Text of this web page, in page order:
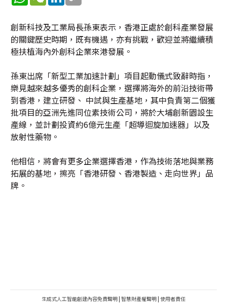
創新科技及工業局長孫東表示，香港正處於創科產業發展
的關鍵歷史時期，既有機遇，亦有挑戰，歡迎並將繼續積
極扶植海內外創科企業來港發展。
孫東出席「新型工業加速計劃」項目起動儀式致辭時指，
樂見越來越多優秀的創科企業，選擇將海外的前沿技術帶
到香港，建立研發、 中試與生產基地，其中負責第二個獲
批項目的亞洲先進同位素技術公司，將於大埔創新園設生
產線，並計劃投資約6億元生產「超導迴旋加速器」以及
放射性藥物。
他相信，將會有更多企業選擇香港，作為技術落地與業務
拓展的基地，擦亮「香港研發、香港製造、走向世界」品
牌。
生成式人工智能創建內容免責聲明 | 智慧財產權聲明 | 使用者責任